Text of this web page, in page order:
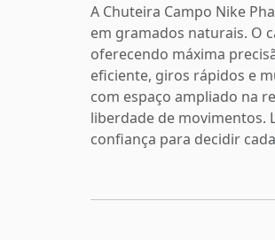
A Chuteira Campo Nike
em gramados naturais. O
oferecendo máxima
eficiente, giros rápidos e
com espaço ampliado na
liberdade de movimentos.
confiança para decidir